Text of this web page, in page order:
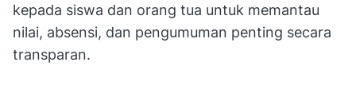
kepada siswa dan orang tua untuk memantau
nilai, absensi, dan pengumuman penting secara
transparan.